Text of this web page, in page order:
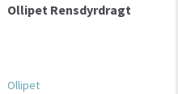
Ollipet Rensdyrdragt
Ollipet